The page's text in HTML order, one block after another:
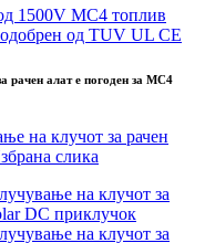
рачен алат е погоден за MC4